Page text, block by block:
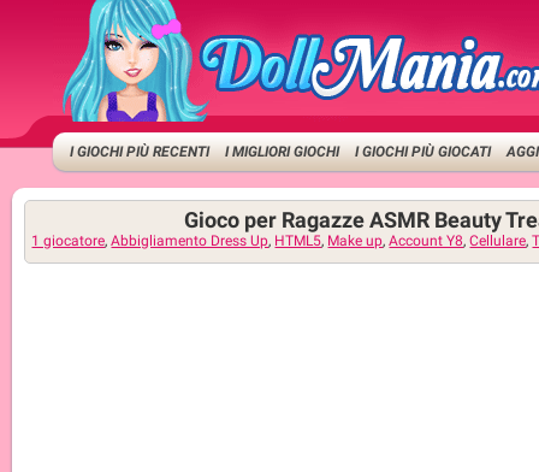
I GIOCHI PIÙ RECENTI I MIGLIORI GIOCHI I GIOCHI PIÙ GIOCATI
Gioco per Ragazze ASMR Beauty
1 giocatore,Abbigliamento Dress Up, HTML5, Make up,Account Y8,Cellulare,